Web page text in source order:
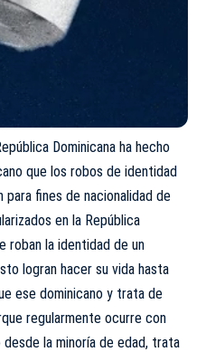
Dominicana ha hecho
que los robos de identidad
para fines de nacionalidad de
en la República
roban la identidad de un
logran hacer su vida hasta
ese dominicano y trata de
regularmente ocurre con
la minoría de edad, trata